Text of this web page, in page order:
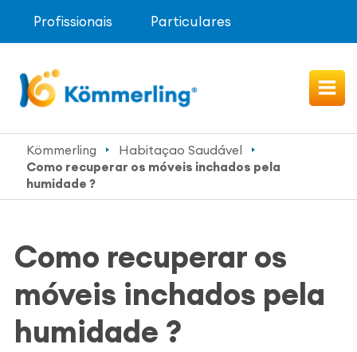
Profissionais Particulares
Kömmerling
Habitaçao Saudável
Como recuperar os móveis inchados pela
humidade ?
Como recuperar os
móveis inchados pela
humidade ?